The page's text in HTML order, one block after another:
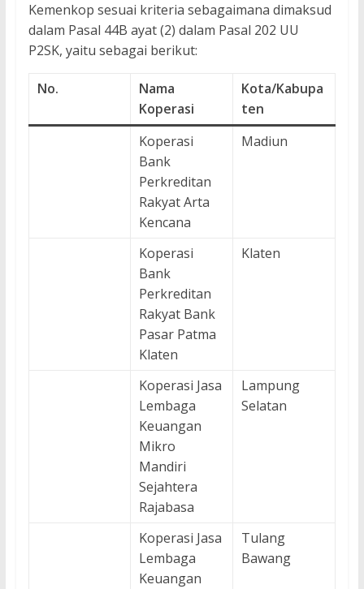
Kemenkop sesuai kriteria sebagaimana dimaksud
dalam Pasal 44B ayat (2) dalam Pasal 202 UU
P2SK, yaitu sebagai berikut:
No.
Nama
Koperasi
Kota/Kabupa
ten
Koperasi
Bank
Perkreditan
Rakyat Arta
Kencana
Madiun
Koperasi
Bank
Perkreditan
Rakyat Bank
Pasar Patma
Klaten
Klaten
Koperasi Jasa
Lembaga
Keuangan
Mikro
Mandiri
Sejahtera
Rajabasa
Lampung
Selatan
Koperasi Jasa
Lembaga
Keuangan
Tulang
Bawang